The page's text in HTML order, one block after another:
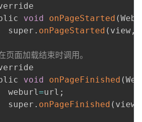
void onPageStarted (
super
. onPageStarted ( view ,
面加载结束时调用。
void onPageFinished (
weburl
=url ;
super
. onPageFinished ( view